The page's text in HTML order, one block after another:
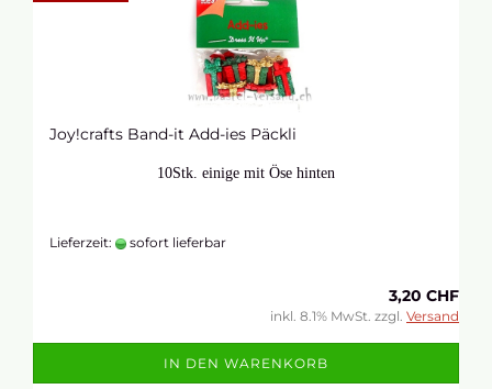
Joy!crafts Band-it Add-ies Päckli
10Stk. einige mit Öse hinten
Lieferzeit: sofort lieferbar
3,20 CHF
inkl. 8.1% MwSt. zzgl. Versand
IN DEN WARENKORB